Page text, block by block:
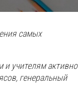
самых
и учителям активно
генеральный